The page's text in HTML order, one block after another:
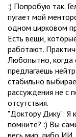
:) Попробую так.
пугает мой
одном цирковом
Есть вещи,
работают.
Любопытно, когда
предлагаешь
стабильно
рассуждения не с
отсутствия.
"Доктору Дику": Я
помните? :) Вы
весь мир, либо ИИ.